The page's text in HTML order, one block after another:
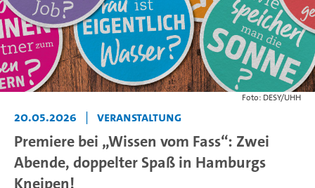
Foto: DESY/UHH
20.05.2026 | Veranstaltung
Premiere bei „Wissen vom Fass“: Zwei
Abende, doppelter Spaß in Hamburgs
Kneipen!